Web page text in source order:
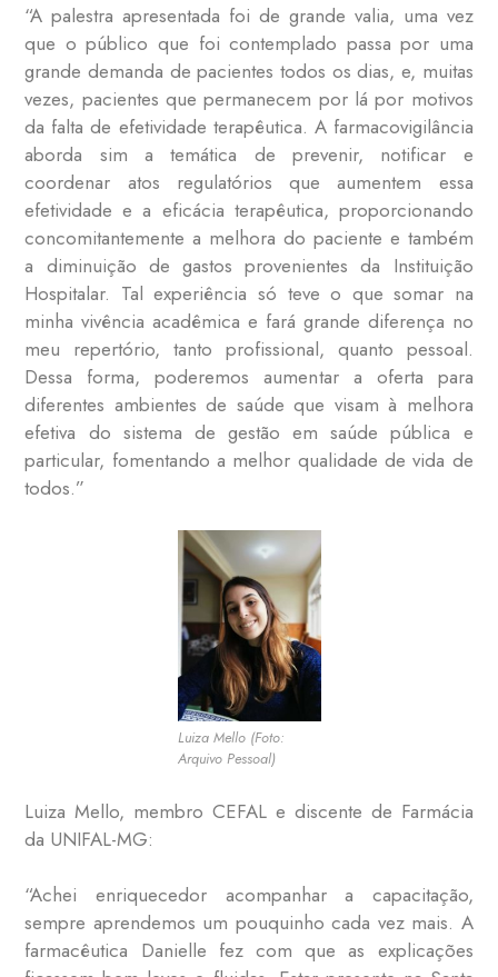
“A palestra apresentada foi de grande valia, uma vez
que o público que foi contemplado passa por uma
grande demanda de pacientes todos os dias, e, muitas
vezes, pacientes que permanecem por lá por motivos
da falta de efetividade terapêutica. A farmacovigilância
aborda sim a temática de prevenir, notificar e
coordenar atos regulatórios que aumentem essa
efetividade e a eficácia terapêutica, proporcionando
concomitantemente a melhora do paciente e também
a diminuição de gastos provenientes da Instituição
Hospitalar. Tal experiência só teve o que somar na
minha vivência acadêmica e fará grande diferença no
meu repertório, tanto profissional, quanto pessoal.
Dessa forma, poderemos aumentar a oferta para
diferentes ambientes de saúde que visam à melhora
efetiva do sistema de gestão em saúde pública e
particular, fomentando a melhor qualidade de vida de
todos.”
Luiza Mello (Foto:
Arquivo Pessoal)
Luiza Mello, membro CEFAL e discente de Farmácia
da UNIFAL-MG:
“Achei enriquecedor acompanhar a capacitação,
sempre aprendemos um pouquinho cada vez mais. A
farmacêutica Danielle fez com que as explicações